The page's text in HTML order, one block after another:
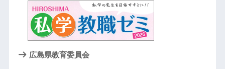
広島県教育委員会